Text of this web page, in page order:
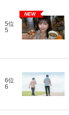
5位
5
NEW
6位
6